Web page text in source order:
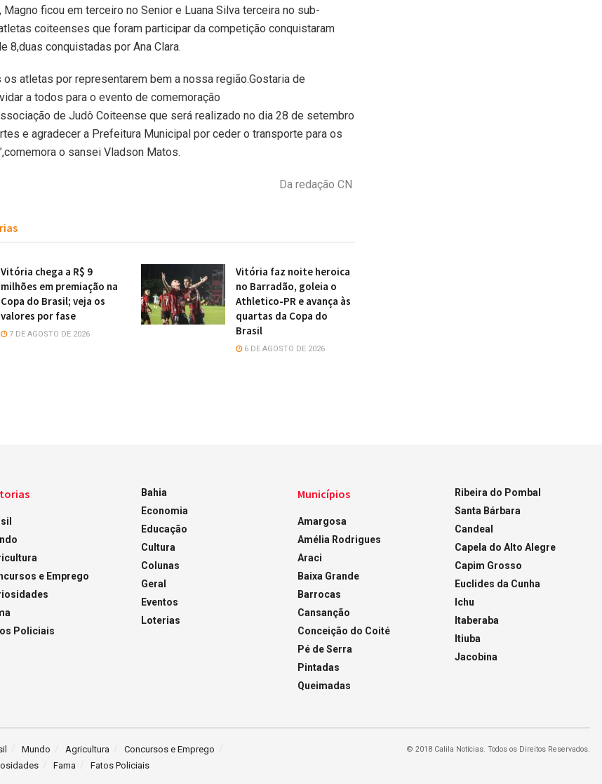
Magno ficou em terceiro no Senior e Luana Silva terceira no sub-
coiteenses que foram participar da competição conquistaram
8,duas conquistadas por Ana Clara.
os atletas por representarem bem a nossa região.Gostaria de
a todos para o evento de comemoração
de Judô Coiteense que será realizado no dia 28 de setembro
e agradecer a Prefeitura Municipal por ceder o transporte para os
o sansei Vladson Matos.
Da redação CN
Vitória chega a R$ 9
milhões em premiação na
Copa do Brasil; veja os
valores por fase
7 DE AGOSTO DE 2026
Vitória faz noite heroica
no Barradão, goleia o
Athletico-PR e avança às
quartas da Copa do
Brasil
6 DE AGOSTO DE 2026
e Emprego
Policiais
Bahia
Economia
Educação
Cultura
Colunas
Geral
Eventos
Loterias
Municípios
Amargosa
Amélia Rodrigues
Araci
Baixa Grande
Barrocas
Cansanção
Conceição do Coité
Pé de Serra
Pintadas
Queimadas
Ribeira do Pombal
Santa Bárbara
Candeal
Capela do Alto Alegre
Capim Grosso
Euclides da Cunha
Ichu
Itaberaba
Itiuba
Jacobina
Mundo Agricultura
Concursos e Emprego
Fama Fatos Policiais
© 2018 Calila Notícias. Todos os Direitos Reservados.